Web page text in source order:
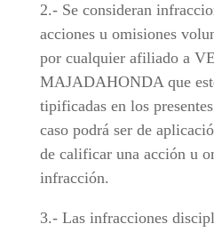
2.- Se consideran
acciones u omisiones
por cualquier afiliado a
MAJADAHONDA que
tipificadas en los
caso podrá ser de
de calificar una acción u
infracción.
3.- Las infracciones